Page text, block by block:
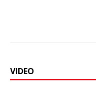
VIDEO